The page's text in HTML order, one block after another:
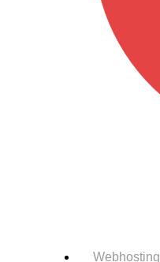
Webhosting